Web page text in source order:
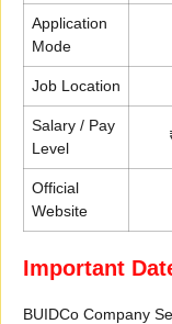
Application
Mode
Job Location
Salary / Pay
Level
Official
Website
Important
BUIDCo Company